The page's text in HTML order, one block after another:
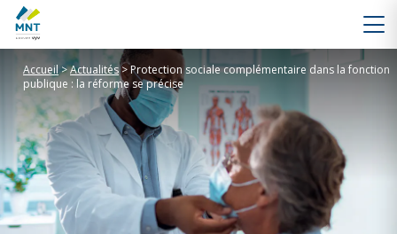
Accueil>Actualités>Protection sociale complémentaire dans la fonction
publique : la réforme se précise